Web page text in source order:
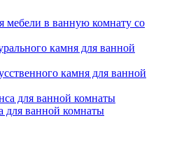
мебели в ванную комнату со
камня для ванной
камня для ванной
для ванной комнаты
для ванной комнаты